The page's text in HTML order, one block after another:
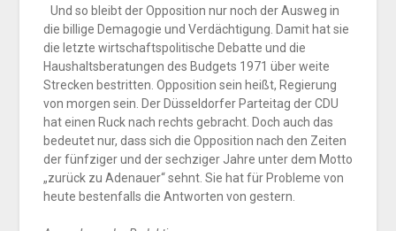
Und so bleibt der Opposition nur noch der Ausweg in
die billige Demagogie und Verdächtigung. Damit hat sie
die letzte wirtschaftspolitische Debatte und die
Haushaltsberatungen des Budgets 1971 über weite
Strecken bestritten. Opposition sein heißt, Regierung
von morgen sein. Der Düsseldorfer Parteitag der CDU
hat einen Ruck nach rechts gebracht. Doch auch das
bedeutet nur, dass sich die Opposition nach den Zeiten
der fünfziger und der sechziger Jahre unter dem Motto
„zurück zu Adenauer“ sehnt. Sie hat für Probleme von
heute bestenfalls die Antworten von gestern.